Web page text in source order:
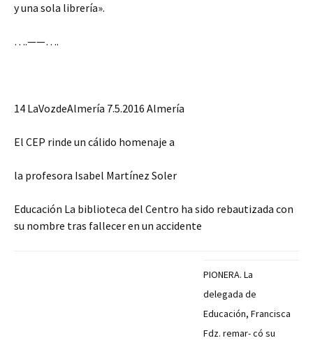
y una sola librería».
….——….
14 LaVozdeAlmería 7.5.2016 Almería
El CEP rinde un cálido homenaje a
la profesora Isabel Martínez Soler
Educación La biblioteca del Centro ha sido rebautizada con
su nombre tras fallecer en un accidente
PIONERA. La
delegada de
Educación, Francisca
Fdz. remar- có su